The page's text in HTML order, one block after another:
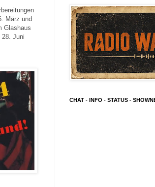
März und
Glashaus
Juni
CHAT - INFO - STATUS -